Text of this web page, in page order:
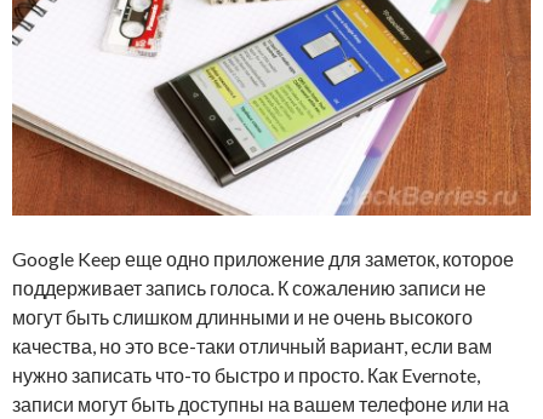
Google Keep еще одно приложение для заметок, которое
поддерживаетзапись голоса. К сожалению записи не
могут быть слишком длинными и не очень высокого
качества, но это все-таки отличный вариант, если вам
нужно записать что-то быстро и просто. Как Evernote,
записи могут быть доступны на вашем телефоне или на